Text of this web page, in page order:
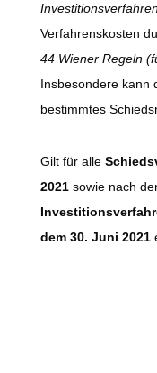
Verfahrenskosten
44 Wiener Regeln
Insbesondere kann
bestimmtes
Gilt für alle
2021 sowie nach
dem 30. Juni 2021